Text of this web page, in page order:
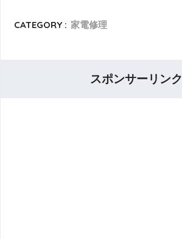
CATEGORY : 家電修理
スポンサーリンク